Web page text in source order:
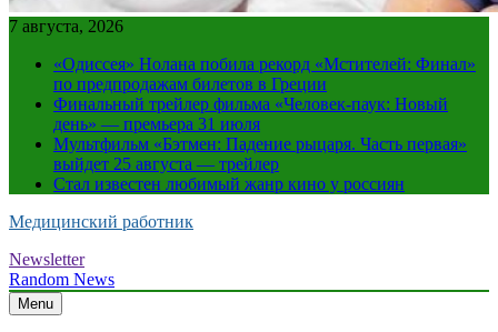
7 августа, 2026
«Одиссея» Нолана побила рекорд «Мстителей: Финал»
по предпродажам билетов в Греции
Финальный трейлер фильма «Человек-паук: Новый
день» — премьера 31 июля
Мультфильм «Бэтмен: Падение рыцаря. Часть первая»
выйдет 25 августа — трейлер
Стал известен любимый жанр кино у россиян
Медицинский работник
Newsletter
Random News
Menu